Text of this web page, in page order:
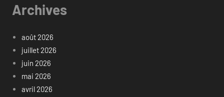
Archives
août 2026
juillet 2026
juin 2026
mai 2026
avril 2026